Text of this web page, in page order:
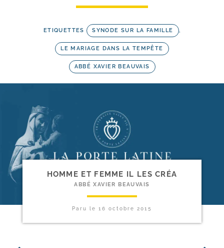
ETIQUETTES SYNODE SUR LA FAMILLE ,
LE MARIAGE DANS LA TEMPÊTE
ABBÉ XAVIER BEAUVAIS
HOMME ET FEMME IL LES CRÉA
ABBÉ XAVIER BEAUVAIS
Paru le16 octobre 2015